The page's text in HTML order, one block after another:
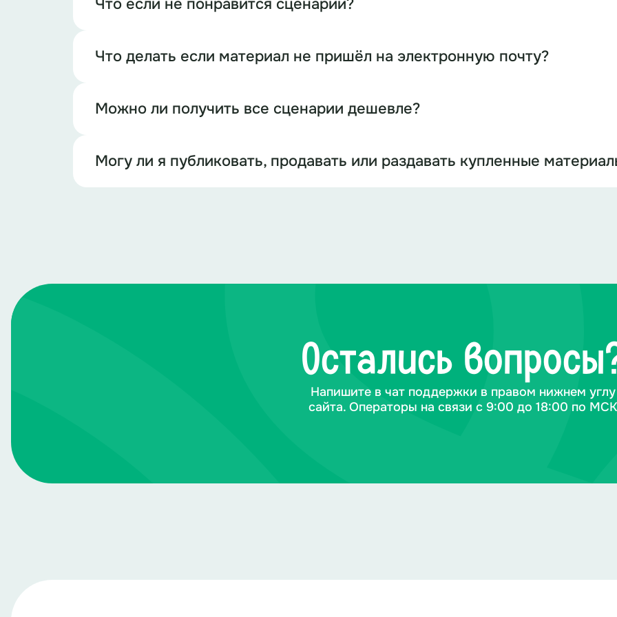
Что если не понравится сценарий?
Что делать если материал не пришёл на электронную почту?
Можно ли получить все сценарии дешевле?
Могу ли я публиковать, продавать или раздавать купленные
Остались
Напишите в чат поддержки в правом нижнем углу
сайта. Операторы на связи с 9:00 до 18:00 по МСК